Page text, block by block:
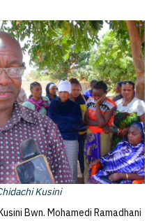
Kusini
Bwn. Mohamedi Ramadhani